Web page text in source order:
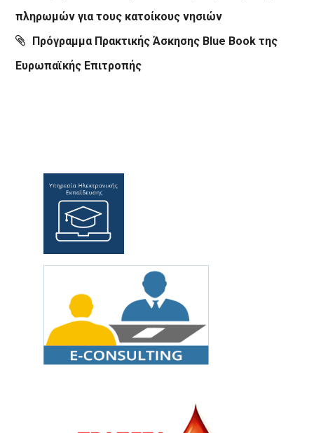
πληρωμών για τους κατοίκους νησιών
Πρόγραμμα Πρακτικής Άσκησης Blue Book της
Ευρωπαϊκής Επιτροπής